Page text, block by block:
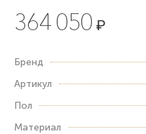
364 050 ₽
Бренд
Артикул
Пол
Материал